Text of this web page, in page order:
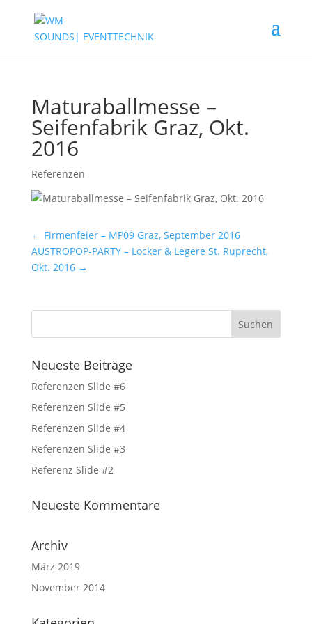
Maturaballmesse –
Seifenfabrik Graz, Okt.
2016
Referenzen
← Firmenfeier – MP09 Graz, September 2016
AUSTROPOP-PARTY – Locker & Legere St. Ruprecht,
Okt. 2016 →
Neueste Beiträge
Referenzen Slide #6
Referenzen Slide #5
Referenzen Slide #4
Referenzen Slide #3
Referenz Slide #2
Neueste Kommentare
Archiv
März 2019
November 2014